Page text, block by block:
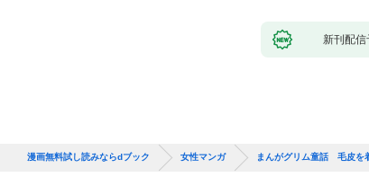
新刊配信
漫画無料試し読みならdブック 女性マンガ まんがグリム童話 毛皮を